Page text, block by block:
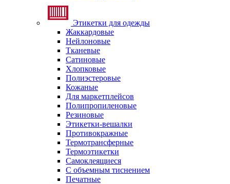
Этикетки для одежды
Жаккардовые
Нейлоновые
Тканевые
Сатиновые
Хлопковые
Полиэстеровые
Кожаные
Для маркетплейсов
Полипропиленовые
Резиновые
Этикетки-вешалки
Противокражные
Термотрансферные
Термоэтикетки
Самоклеящиеся
С объемным тиснением
Печатные